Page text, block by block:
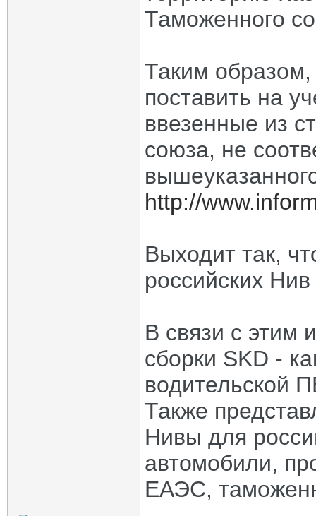
Таможенного
Таким образом,
поставить на
ввезенные из
союза, не
http://
Выходит так,
российских
В связи с этим
сборки SKD -
водительской
Также
Нивы для
автомобили,
ЕАЭС,